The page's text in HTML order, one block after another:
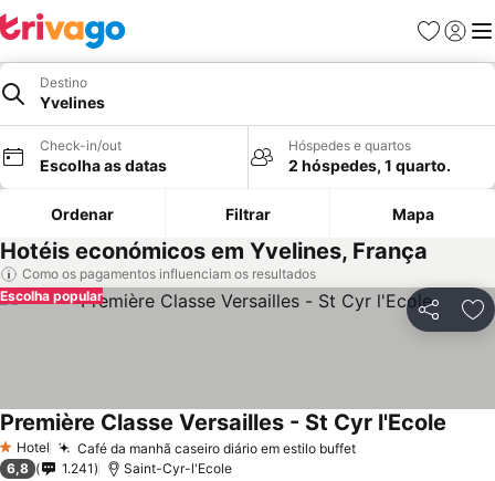
Favoritos
Iniciar
Destino
Yvelines
Check-in/out
Escolha as datas
Hóspedes e quartos
2 hóspedes, 1 quarto.
Ordenar Filtrar Mapa
Hotéis económicos em Yvelines, França
Como os pagamentos influenciam os resultados
Partilhar
Escolha popular
1 Estrelas
Hotel Café da manhã caseiro diário em estilo buffetVer preços
Première Classe Versailles - St Cyr l'Ecole
6,8 1.241 Saint-Cyr-l'Ecole